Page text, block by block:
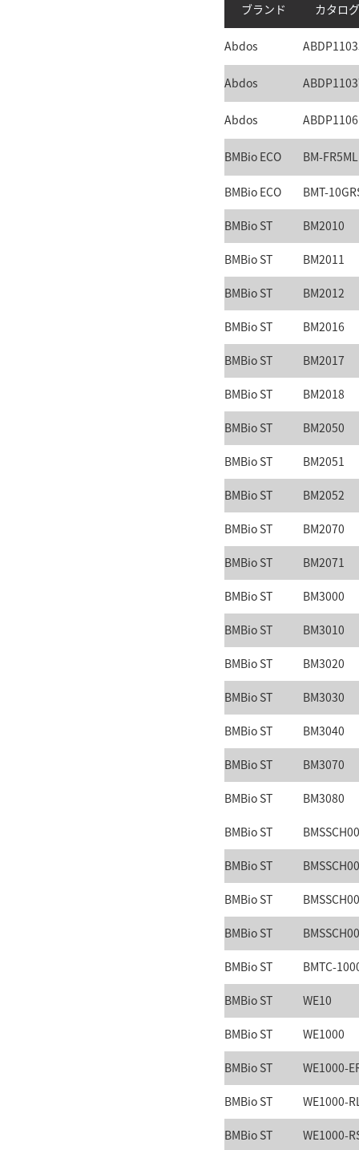
ブランド カタロ
Abdos
Abdos
Abdos
BMBio ECO BM-
BMBio ECO BMT-
BMBio ST BM2010
BMBio ST BM2011
BMBio ST BM2012
BMBio ST BM2016
BMBio ST BM2017
BMBio ST BM2018
BMBio ST BM2050
BMBio ST BM2051
BMBio ST BM2052
BMBio ST BM2070
BMBio ST BM2071
BMBio ST BM3000
BMBio ST BM3010
BMBio ST BM3020
BMBio ST BM3030
BMBio ST BM3040
BMBio ST BM3070
BMBio ST BM3080
BMBio ST
BMBio ST
BMBio ST
BMBio ST
BMBio ST BMTC-
BMBio ST WE10
BMBio ST WE1000
BMBio ST WE1000-
BMBio ST WE1000-
BMBio ST WE1000-